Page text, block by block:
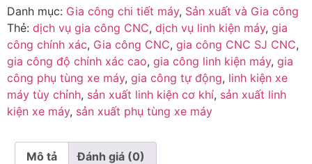
Danh mục: Gia công chi tiết máy, Sản xuất và Gia công
Thẻ: dịch vụ gia công CNC, dịch vụ linh kiện máy, gia
công chính xác, Gia công CNC, gia công CNC SJ CNC,
gia công độ chính xác cao, gia công linh kiện máy, gia
công phụ tùng xe máy, gia công tự động, linh kiện xe
máy tùy chỉnh, sản xuất linh kiện cơ khí, sản xuất linh
kiện xe máy, sản xuất phụ tùng xe máy
Mô tả Đánh giá (0)